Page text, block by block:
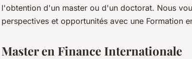
l'obtention d'un master ou d'un doctorat. Nous
perspectives et opportunités avec une Formation
Master en Finance Internationale